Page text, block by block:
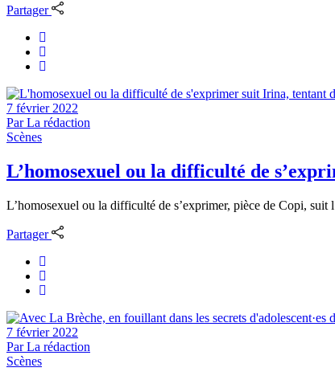
Partager
7 février 2022
ParLa rédaction
Scènes
L’homosexuel ou la difficulté de
L’homosexuel ou la difficulté de s’exprimer, pièce de Copi, suit
Partager
7 février 2022
ParLa rédaction
Scènes